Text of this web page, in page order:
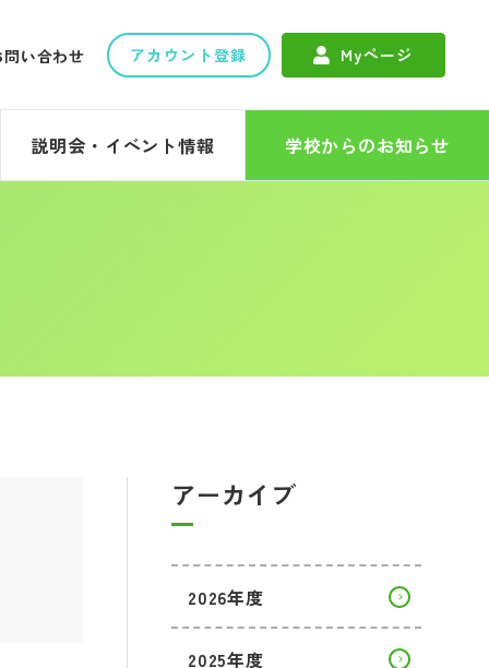
問い合わせ アカウント登録 Myページ
説明会・イベント情報 学校からのお知らせ
アーカイブ
2026年度
2025年度